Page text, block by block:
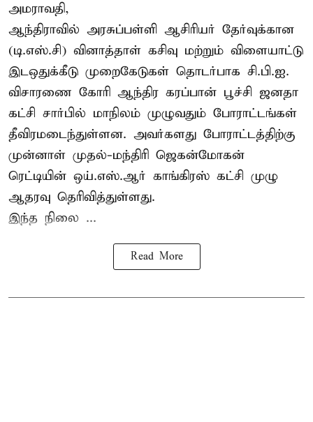
அமராவதி,
ஆந்திராவில் அரசுப்பள்ளி ஆசிரியர் தேர்வுக்கான
(டி.எஸ்.சி) வினாத்தாள் கசிவு மற்றும் விளையாட்டு
இடஒதுக்கீடு முறைகேடுகள் தொடர்பாக சி.பி.ஐ.
விசாரணை கோரி ஆந்திர கரப்பான் பூச்சி ஜனதா
கட்சி சார்பில் மாநிலம் முழுவதும் போராட்டங்கள்
தீவிரமடைந்துள்ளன. அவர்களது போராட்டத்திற்கு
முன்னாள் முதல்-மந்திரி ஜெகன்மோகன்
ரெட்டியின் ஒய்.எஸ்.ஆர் காங்கிரஸ் கட்சி முழு
ஆதரவு தெரிவித்துள்ளது.
இந்த நிலை ...
Read More